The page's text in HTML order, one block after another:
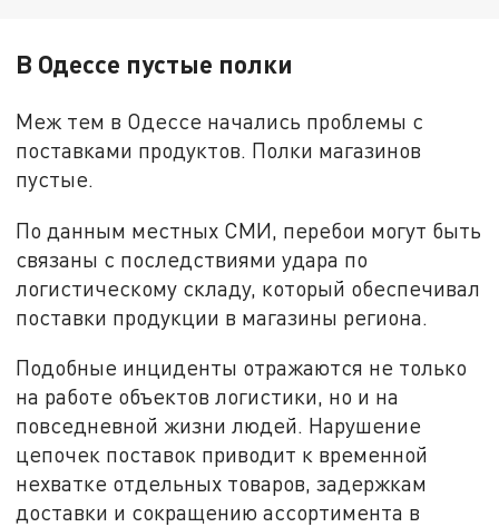
В Одессе пустые полки
Меж тем в Одессе начались проблемы с
поставками продуктов. Полки магазинов
пустые.
По данным местных СМИ, перебои могут быть
связаны с последствиями удара по
логистическому складу, который обеспечивал
поставки продукции в магазины региона.
Подобные инциденты отражаются не только
на работе объектов логистики, но и на
повседневной жизни людей. Нарушение
цепочек поставок приводит к временной
нехватке отдельных товаров, задержкам
доставки и сокращению ассортимента в